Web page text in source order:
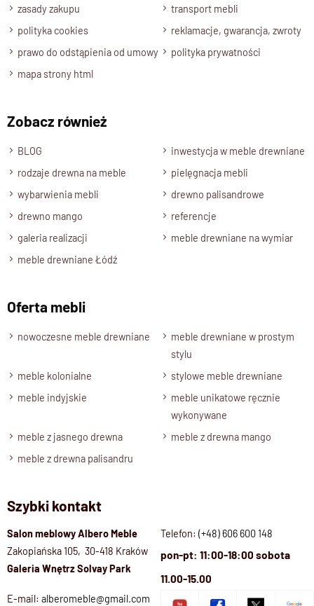
zasady zakupu
transport mebli
polityka cookies
reklamacje, gwarancja, zwroty
prawo do odstąpienia od umowy
polityka prywatności
mapa strony html
Zobacz również
BLOG
inwestycja w meble drewniane
rodzaje drewna na meble
pielęgnacja mebli
wybarwienia mebli
drewno palisandrowe
drewno mango
referencje
galeria realizacji
meble drewniane na wymiar
meble drewniane Łódź
Oferta mebli
nowoczesne meble drewniane
meble drewniane w prostym
stylu
meble kolonialne
stylowe meble drewniane
meble indyjskie
meble unikatowe ręcznie
wykonywane
meble z jasnego drewna
meble z drewna mango
meble z drewna palisandru
Szybki kontakt
Salon meblowy Albero Meble
Zakopiańska 105, 30-418 Kraków
Galeria Wnętrz Solvay Park
Telefon: (+48) 606 600 148
pon-pt: 11:00-18:00 sobota
11.00-15.00
E-mail: alberomeble@gmail.com